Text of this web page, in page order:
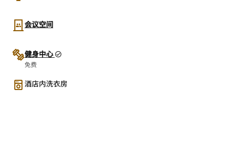
会议空间
健身中心
免费
酒店内洗衣房